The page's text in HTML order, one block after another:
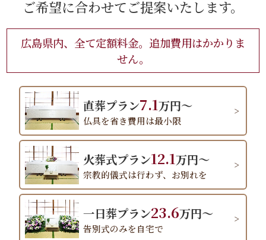
ご希望に合わせてご提案いたします。
広島県内、全て定額料金。追加費用はかかりま
せん。
直葬プラン7.1万円～
仏具を省き費用は最小限
火葬式プラン12.1万円～
宗教的儀式は行わず、お別れを
一日葬プラン23.6万円～
告別式のみを自宅で